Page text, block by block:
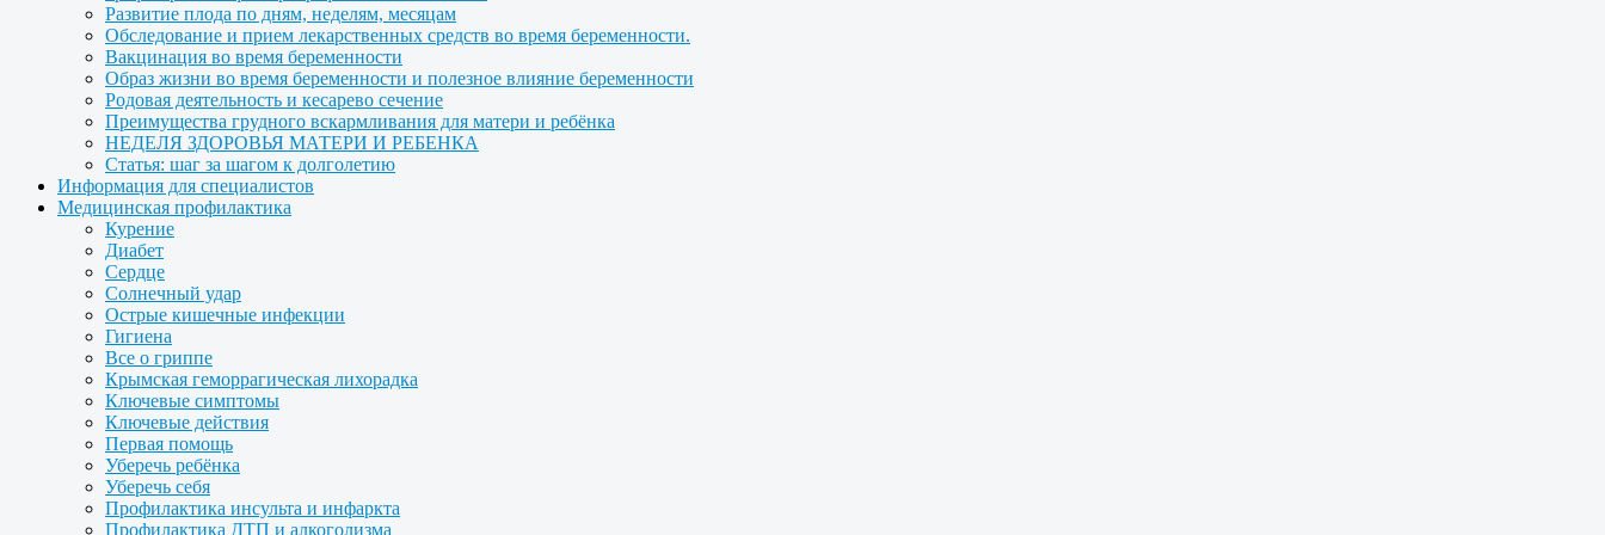
Развитие плода по дням, неделям, месяцам
Обследование и прием лекарственных средств во время беременности.
Вакцинация во время беременности
Образ жизни во время беременности и полезное влияние беременности
Родовая деятельность и кесарево сечение
Преимущества грудного вскармливания для матери и ребёнка
НЕДЕЛЯ ЗДОРОВЬЯ МАТЕРИ И РЕБЕНКА
Статья: шаг за шагом к долголетию
Информация для специалистов
Медицинская профилактика
Курение
Диабет
Сердце
Солнечный удар
Острые кишечные инфекции
Гигиена
Все о гриппе
Крымская геморрагическая лихорадка
Ключевые симптомы
Ключевые действия
Первая помощь
Уберечь ребёнка
Уберечь себя
Профилактика инсульта и инфаркта
Профилактика ДТП и алкоголизма